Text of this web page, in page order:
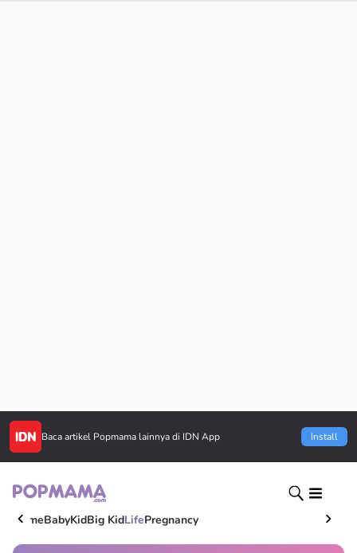
Baca artikel Popmama lainnya di IDN App Install
HomeBabyKidBig KidLifePregnancy